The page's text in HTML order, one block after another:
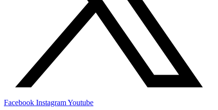
Facebook InstagramYoutube